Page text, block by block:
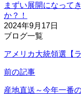
まずい展開になって
か？！
2024年9月17日
ブログ一覧
アメリカ大統領選【
前の記事
産地直送～今年一番